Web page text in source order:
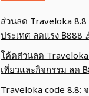
ส่วนลด Traveloka 8.8
ประเทศ ลดแรง ฿888
โค้ดส่วนลด Traveloka
เที่ยวและกิจกรรม ลด
Traveloka code 8.8: